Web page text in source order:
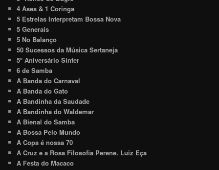
4 Ases & 1 Coringa
5 Estrelas Interpretam Bossa Nova
5 Generais
5 No Balanço
50 Sucessos da Música Sertaneja
5º Aniversário Sinter
6 de Samba
A Banda do Carnaval
A Banda do Gato
A Bandinha da Saudade
A Bandinha do Waldemar
A Bienal do Samba
A Bossa Pelo Mundo
A Copa é nossa 70
A Cruz e a Rosa Filosofia Perene. Luiz Eça
A Festa do Macaco